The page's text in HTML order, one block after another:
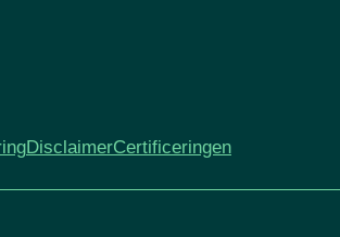
DisclaimerCertificeringen